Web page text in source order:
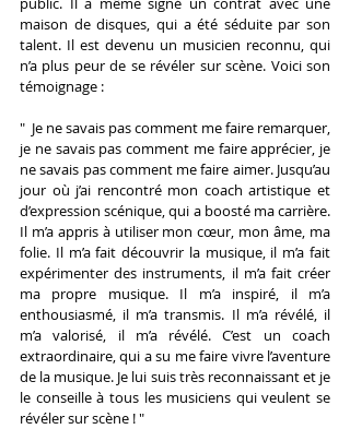
maison de disques, qui a été séduite par son
talent. Il est devenu un musicien reconnu, qui
n’a plus peur de se révéler sur scène. Voici son
témoignage :
"  Je ne savais pas comment me faire remarquer,
je ne savais pas comment me faire apprécier, je
ne savais pas comment me faire aimer. Jusqu’au
jour où j’ai rencontré mon coach artistique et
d’expression scénique, qui a boosté ma carrière.
Il m’a appris à utiliser mon cœur, mon âme, ma
folie. Il m’a fait découvrir la musique, il m’a fait
expérimenter des instruments, il m’a fait créer
ma propre musique. Il m’a inspiré, il m’a
enthousiasmé, il m’a transmis. Il m’a révélé, il
m’a valorisé, il m’a révélé. C’est un coach
extraordinaire, qui a su me faire vivre l’aventure
de la musique. Je lui suis très reconnaissant et je
le conseille à tous les musiciens qui veulent se
révéler sur scène ! "